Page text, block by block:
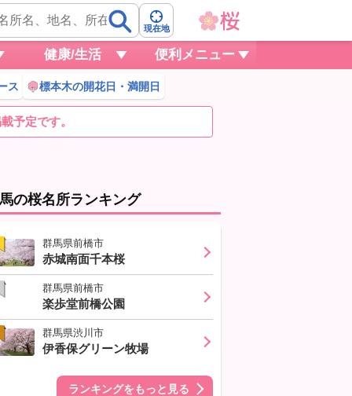
現在地
健康/生活 便利メニュー
ス 標本木の開花日・満開日
予定です。
の桜名所ランキング
群馬県前橋市
赤城南面千本桜
群馬県前橋市
楽歩堂前橋公園
群馬県渋川市
伊香保グリーン牧場
ランキングをもっと見る